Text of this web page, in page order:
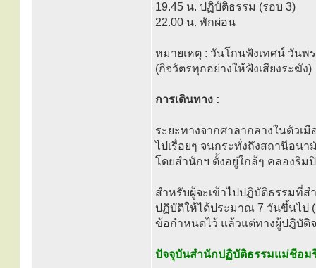
19.45 น. ปฏิบัติธรรม (รอบ 3)
22.00 น. พักผ่อน
หมายเหตุ : วันโกนฟังเทศน์ วันพ
(กิจวัตรทุกอย่างให้ฟังเสียงระฆัง)
การเดินทาง :
ระยะทางจากศาลากลางในตัวเ
ไปเรื่อยๆ จนกระทั่งถึงสถานีอน
โดยสำนักฯ ตั้งอยู่ใกล้ๆ คลองริม
สำหรับผู้จะเข้าไปปฏิบัติธรรมที่ส
ปฏิบัติให้ได้ประมาณ 7 วันขึ้นไป
ข้อกำหนดไว้ แล้วแต่ทางผู้ปฎิบัติ
ปัจจุบันสำนักปฏิบัติธรรมแม่ชีอม